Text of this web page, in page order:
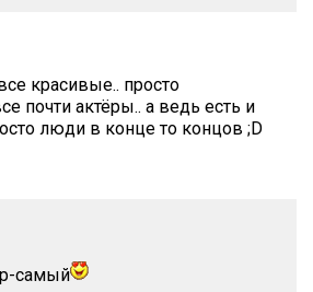
красивые.. просто
почти актёры.. а ведь есть и
люди в конце то концов ;D
самый